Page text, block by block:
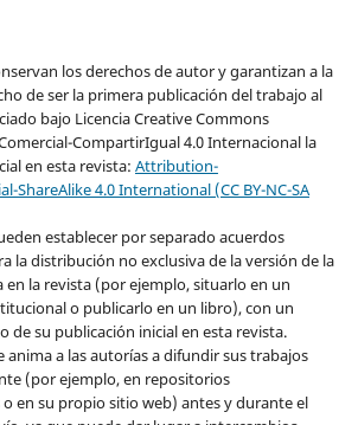
los derechos de autor y garantizan a la
de ser la primera publicación del trabajo al
bajo Licencia Creative Commons
CompartirIgual 4.0 Internacional la
en esta revista: Attribution-
ShareAlike 4.0 International (CC BY-NC-SA
establecer por separado acuerdos
la distribución no exclusiva de la versión de la
en la revista (por ejemplo, situarlo en un
o publicarlo en un libro), con un
de su publicación inicial en esta revista.
anima a las autorías a difundir sus trabajos
(por ejemplo, en repositorios
en su propio sitio web) antes y durante el